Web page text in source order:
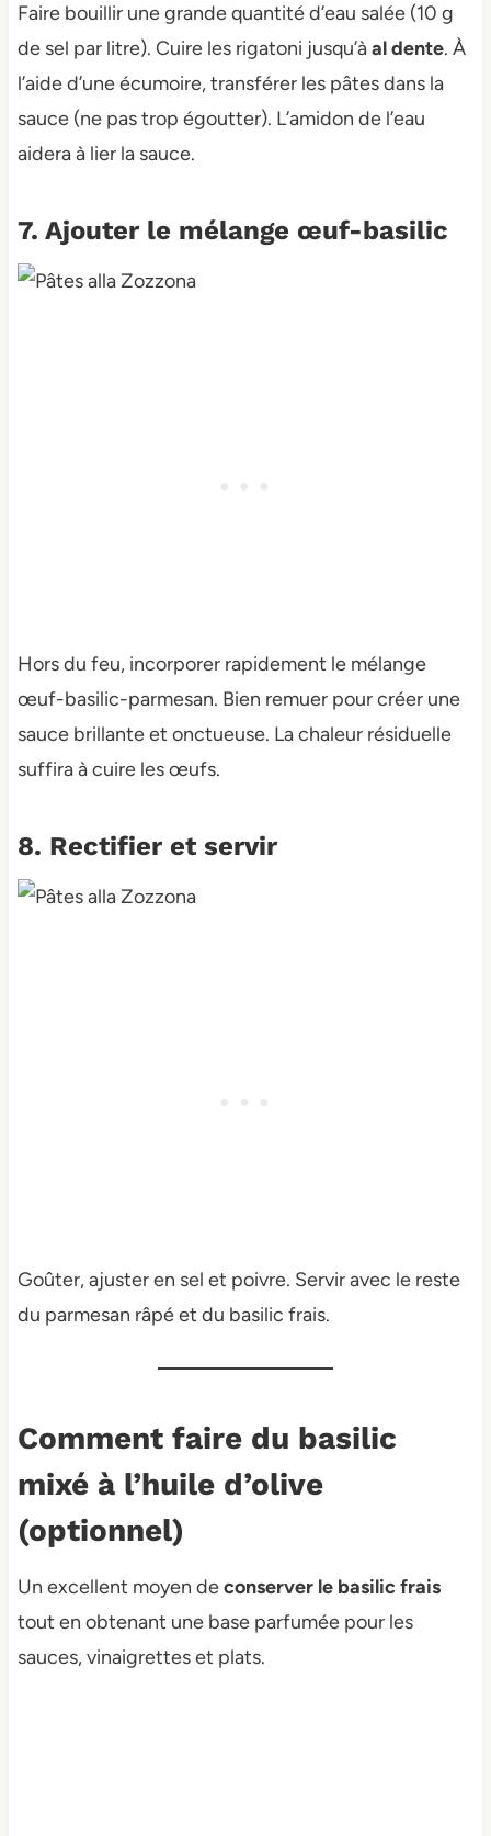
Faire bouillir une grande quantité d’eau salée (10 g
de sel par litre). Cuire les rigatoni jusqu’àal dente. À
l’aide d’une écumoire, transférer les pâtes dans la
sauce (ne pas trop égoutter). L’amidon de l’eau
aidera à lier la sauce.
7. Ajouter le mélange œuf-basilic
Hors du feu, incorporer rapidement le mélange
œuf-basilic-parmesan. Bien remuer pour créer une
sauce brillante et onctueuse. La chaleur résiduelle
suffira à cuire les œufs.
8. Rectifier et servir
Goûter, ajuster en sel et poivre. Servir avec le reste
du parmesan râpé et du basilic frais.
Comment faire du basilic
mixé à l’huile d’olive
(optionnel)
Un excellent moyen deconserver le basilic frais
tout en obtenant une base parfumée pour les
sauces, vinaigrettes et plats.